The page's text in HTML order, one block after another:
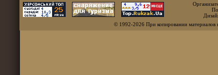
© 1992-2026 При копировании материалов